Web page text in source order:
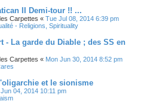
II Demi-tour !! ...
Carpettes « Tue Jul 08, 2014 6:39 pm
- Religions, Spirituality
- La garde du Diable ; des SS en
Carpettes « Mon Jun 30, 2014 8:52 pm
et le sionisme
04, 2014 10:11 pm